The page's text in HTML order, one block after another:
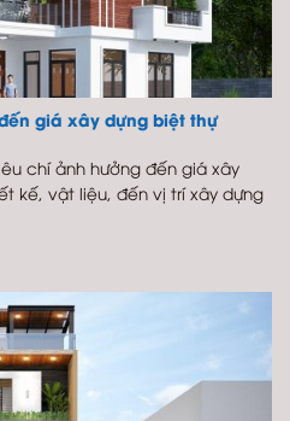
giá xây dựng biệt thự
chí ảnh hưởng đến giá xây
kế, vật liệu, đến vị trí xây dựng